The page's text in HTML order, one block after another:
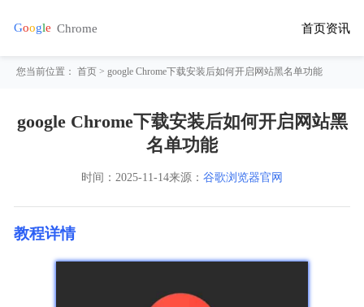
首页资讯
您当前位置：首页 > google Chrome下载安装后如何开启网站黑名单功能
google Chrome下载安装后如何开启网站黑
名单功能
时间： 2025-11-14来源： 谷歌浏览器官网
教程详情